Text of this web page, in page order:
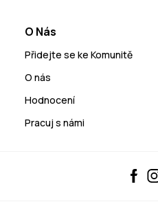
O Nás
Přidejte se ke Komunitě
O nás
Hodnocení
Pracuj s námi